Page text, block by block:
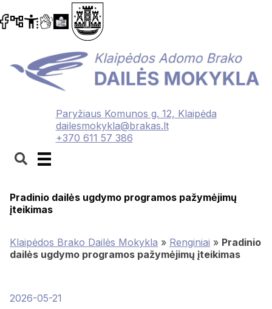
Paryžiaus Komunos g. 12, Klaipėda
dailesmokykla@brakas.lt
+370 611 57 386
Pradinio dailės ugdymo programos pažymėjimų
įteikimas
Klaipėdos Brako Dailės Mokykla » Renginiai » Pradinio
dailės ugdymo programos pažymėjimų įteikimas
2026-05-21